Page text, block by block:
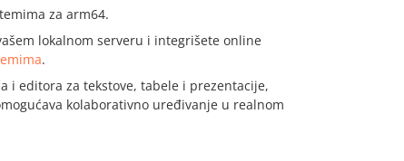
za arm64.
lokalnom serveru i integrišete online
.
i editora za tekstove, tabele i prezentacije,
kolaborativno uređivanje u realnom